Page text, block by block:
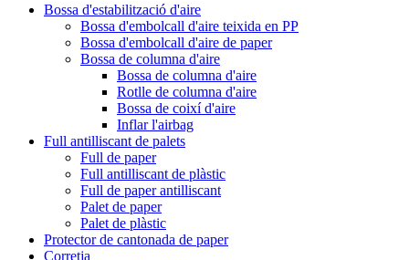
Bossa d'estabilització d'aire
Bossa d'embolcall d'aire teixida en PP
Bossa d'embolcall d'aire de paper
Bossa de columna d'aire
Bossa de columna d'aire
Rotlle de columna d'aire
Bossa de coixí d'aire
Inflar l'airbag
Full antilliscant de palets
Full de paper
Full antilliscant de plàstic
Full de paper antilliscant
Palet de paper
Palet de plàstic
Protector de cantonada de paper
Corretja